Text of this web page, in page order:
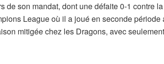
de son mandat, dont une défaite 0-1 contre
League où il a joué en seconde
mitigée chez les Dragons, avec